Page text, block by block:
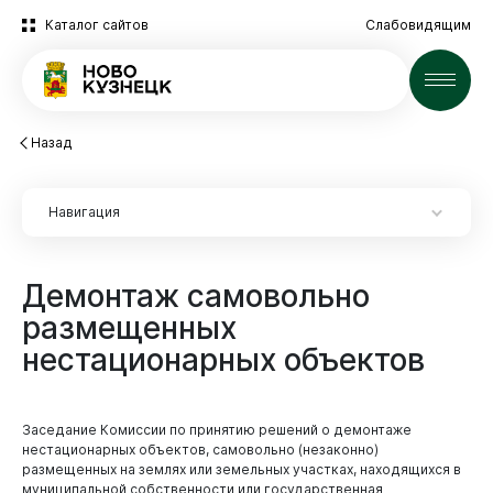
Каталог сайтов Слабовидящим
Новости
Новокузнецк
Назад
Демонтаж самовольно
размещенных
нестационарных объектов
Навигация
Экспертиза НПА
Экспертиза НПА
Архив
Заседание Комиссии по принятию решений о демонтаже
нестационарных объектов, самовольно (незаконно)
размещенных на землях или земельных участках, находящихся в
муниципальной собственности или государственная